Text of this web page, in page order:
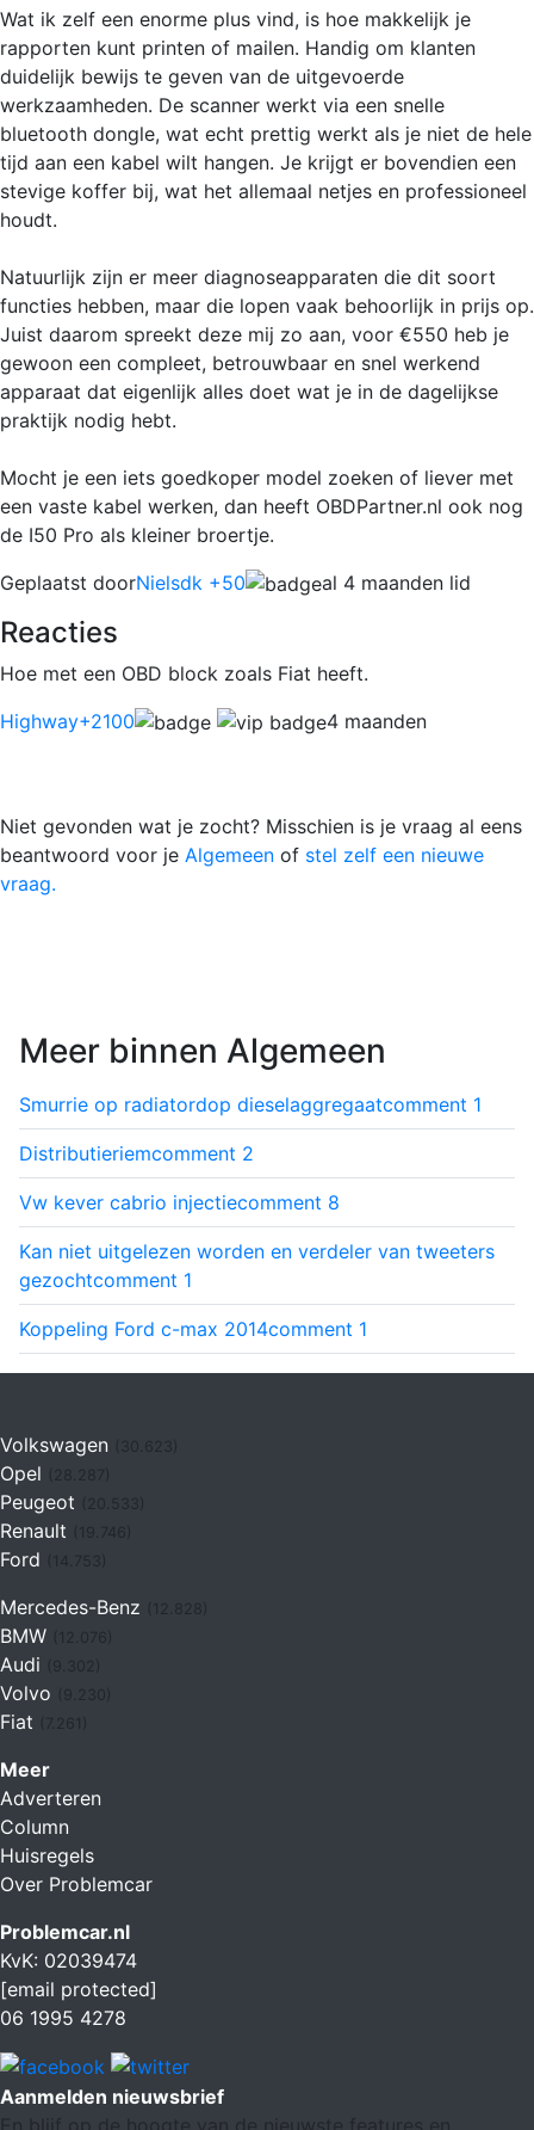
Wat ik zelf een enorme plus vind, is hoe makkelijk je
rapporten kunt printen of mailen. Handig om klanten
duidelijk bewijs te geven van de uitgevoerde
werkzaamheden. De scanner werkt via een snelle
bluetooth dongle, wat echt prettig werkt als je niet de hele
tijd aan een kabel wilt hangen. Je krijgt er bovendien een
stevige koffer bij, wat het allemaal netjes en professioneel
houdt.
Natuurlijk zijn er meer diagnoseapparaten die dit soort
functies hebben, maar die lopen vaak behoorlijk in prijs op.
Juist daarom spreekt deze mij zo aan, voor €550 heb je
gewoon een compleet, betrouwbaar en snel werkend
apparaat dat eigenlijk alles doet wat je in de dagelijkse
praktijk nodig hebt.
Mocht je een iets goedkoper model zoeken of liever met
een vaste kabel werken, dan heeft OBDPartner.nl ook nog
de I50 Pro als kleiner broertje.
Geplaatst doorNielsdk +50 al 4 maanden lid
Reacties
Hoe met een OBD block zoals Fiat heeft.
Highway+2100 4 maanden
Niet gevonden wat je zocht? Misschien is je vraag al eens
beantwoord voor je Algemeen of stel zelf een nieuwe
vraag.
Meer binnen Algemeen
Smurrie op radiatordop dieselaggregaatcomment 1
Distributieriemcomment 2
Vw kever cabrio injectiecomment 8
Kan niet uitgelezen worden en verdeler van tweeters
gezochtcomment 1
Koppeling Ford c-max 2014comment 1
Volkswagen (30.623)
Opel
Peugeot
Renault (19.746)
Ford (14.753)
Mercedes-Benz
BMW (12.076)
Audi
Volvo
Fiat (7.261)
Meer
Adverteren
Column
Huisregels
Over Problemcar
Problemcar.nl
KvK: 02039474
[email protected]
06 1995 4278
Aanmelden nieuwsbrief